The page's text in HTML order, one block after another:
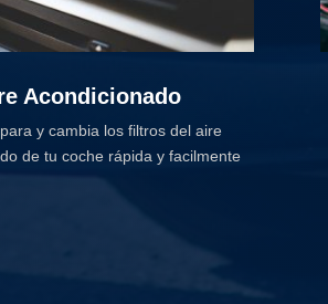
Acondicionado
y cambia los filtros del aire
de tu coche rápida y facilmente